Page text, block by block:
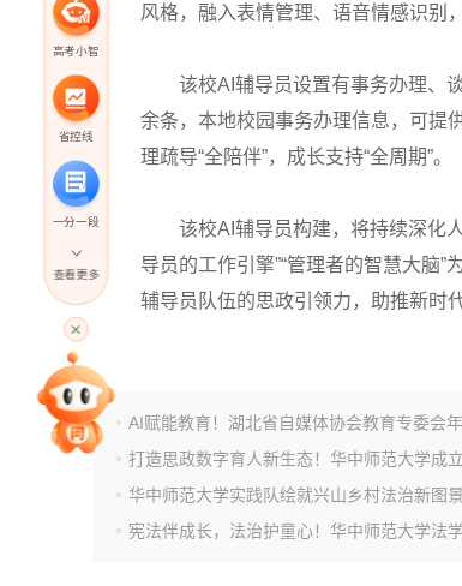
风格，融入表情管理、语音情感识别
该校AI辅导员设置有事务办理、谈
余条，本地校园事务办理信息，可提
理疏导“全陪伴”，成长支持“全周期”。
该校AI辅导员构建，将持续深化人
导员的工作引擎”“管理者的智慧大脑
辅导员队伍的思政引领力，助推新时
AI赋能教育！湖北省自媒体协会教育专委会
华中师范大学实践队绘就兴山乡村法治新图景
高考小智
省控线
一分一段
高考直播
专家指导课
查看更多